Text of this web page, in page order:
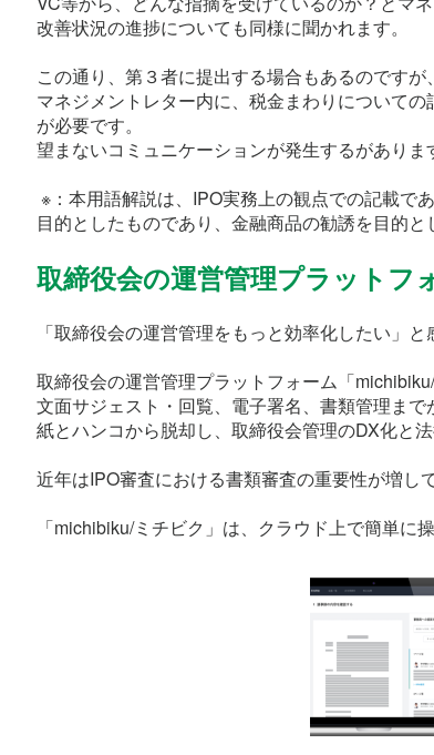
改善状況の進捗についても同様に聞かれます。
この通り、第３者に提出する場合もあるのですが
マネジメントレター内に、税金まわりについて
が必要です。
望まないコミュニケーションが発生するがありま
※：本用語解説は、IPO実務上の観点での記載で
目的としたものであり、金融商品の勧誘を目的と
取締役会の運営管理プラットフ
「取締役会の運営管理をもっと効率化したい」と
取締役会の運営管理プラットフォーム「
文面サジェスト・回覧、電子署名、書類管理まで
紙とハンコから脱却し、取締役会管理のDX化と
近年はIPO審査における書類審査の重要性が増し
「michibiku/ミチビク」は、クラウド上で簡単に